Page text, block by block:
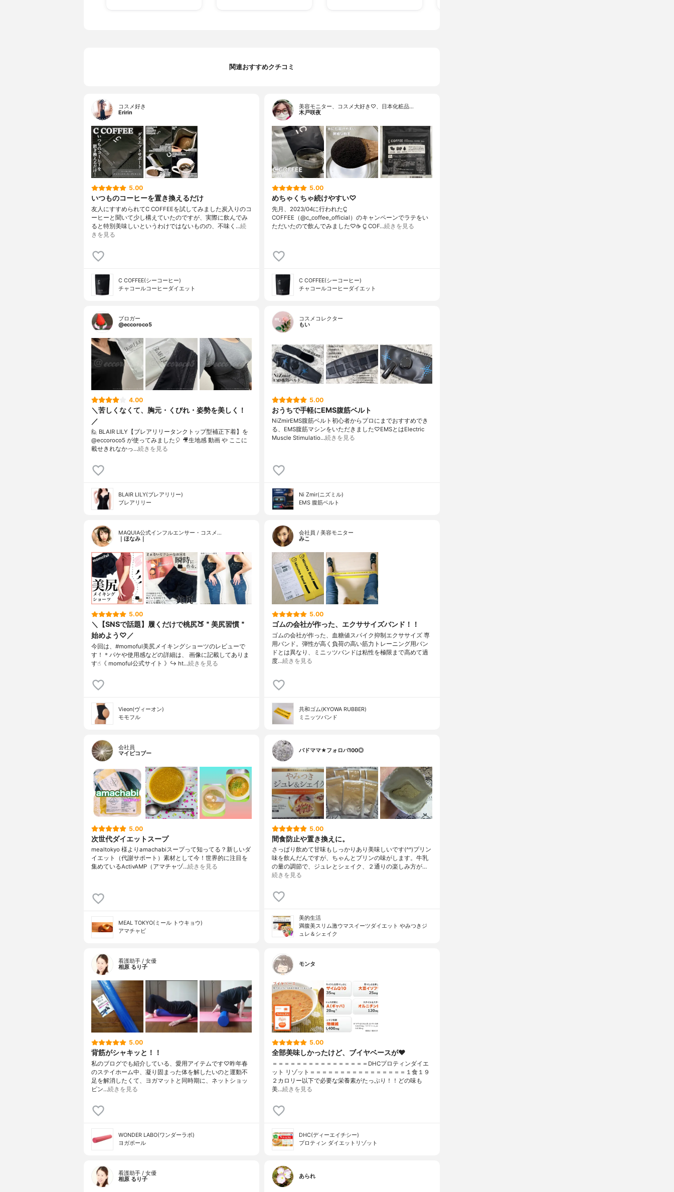
関連おすすめクチコミ
コスメ好き
Eririn
5.00
いつものコーヒーを置き換えるだけ
友人にすすめられてC COFFEEを試してみました炭入りのコ
ーヒーと聞いて少し構えていたのですが、実際に飲んでみ
ると特別美味しいというわけではないものの、不味く…続
きを見る
C COFFEE(シーコーヒー)
チャコールコーヒーダイエット
美容モニター、コスメ大好き♡、日本化粧品…
木戸咲夜
5.00
めちゃくちゃ続けやすい♡
先月、2023/04に行われたC̲
COFFEE（@c_coffee_official）のキャンペーンでラテをい
ただいたので飲んでみました♡☕️ C̲ COF…続きを見る
C COFFEE(シーコーヒー)
チャコールコーヒーダイエット
ブロガー
@eccoroco5
4.00
＼苦しくなくて、胸元・くびれ・姿勢を美しく！
／
🙋 BLAIR LILY【ブレアリリータンクトップ型補正下着】を
@eccoroco5 が使ってみました🎈⁡⁡⁡ 🎥生地感 動画 や ここに
載せきれなかっ…続きを見る
BLAIR LILY(ブレアリリー)
ブレアリリー
コスメコレクター
もい
5.00
おうちで手軽にEMS腹筋ベルト
NiZmirEMS腹筋ベルト初心者からプロにまでおすすめでき
る、EMS腹筋マシンをいただきました♡EMSとはElectric
Muscle Stimulatio…続きを見る
Ni Zmir(ニズミル)
EMS 腹筋ベルト
MAQUIA公式インフルエンサー・コスメ…
｜ほなみ｜
5.00
＼【SNSで話題】履くだけで桃尻🍑＂美尻習慣＂
始めよう♡／
今回は、#momoful美尻メイキングショーツのレビューで
す！＊パケや使用感などの詳細は、 画像に記載してありま
す☝︎《 momoful公式サイト 》↪︎ ht…続きを見る
Vieon(ヴィーオン)
モモフル
会社員 / 美容モニター
みこ
5.00
ゴムの会社が作った、エクササイズバンド！！
ゴムの会社が作った、血糖値スパイク抑制エクササイズ 専
用バンド。弾性が高く負荷の高い筋力トレーニング用バン
ドとは異なり、ミニッツバンドは粘性を極限まで高めて過
度…続きを見る
共和ゴム(KYOWA RUBBER)
ミニッツバンド
会社員
マイピコブー
5.00
次世代ダイエットスープ
mealtokyo 様よりamachabiスープって知ってる？新しいダ
イエット（代謝サポート）素材として今！世界的に注目を
集めているActivAMP（アマチャヅ…続きを見る
MEAL TOKYO(ミール トウキョウ)
アマチャビ
バドママ★フォロバ100◎
5.00
間食防止や置き換えに。
さっぱり飲めて甘味もしっかりあり美味しいです(^^)プリン
味を飲んだんですが、ちゃんとプリンの味がします。牛乳
の量の調節で、ジュレとシェイク、２通りの楽しみ方が…
続きを見る
美的生活
満腹美スリム激ウマスイーツダイエット やみつきジ
ュレ＆シェイク
看護助手 / 女優
相原 るり子
5.00
背筋がシャキッと！！
私のブログでも紹介している、愛用アイテムです♡昨年春
のステイホーム中、凝り固まった体を解したいのと運動不
足を解消したくて、ヨガマットと同時期に、ネットショッ
ピン…続きを見る
WONDER LABO(ワンダーラボ)
ヨガポール
モンタ
5.00
全部美味しかったけど、ブイヤベースが❤︎
＝＝＝＝＝＝＝＝＝＝＝＝＝＝＝＝DHCプロティンダイエ
ット リゾット＝＝＝＝＝＝＝＝＝＝＝＝＝＝＝＝１食１９
２カロリー以下で必要な栄養素がたっぷり！！どの味も
美…続きを見る
DHC(ディーエイチシー)
プロティン ダイエットリゾット
看護助手 / 女優
相原 るり子
あられ